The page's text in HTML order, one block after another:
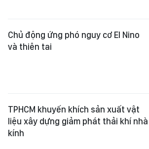
Chủ động ứng phó nguy cơ El Nino
và thiên tai
TPHCM khuyến khích sản xuất vật
liệu xây dựng giảm phát thải khí nhà
kính